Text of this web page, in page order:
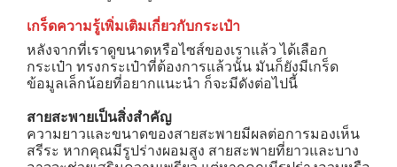
เกร็ดความรู้เพิ่มเติมเกี่ยวกับกระเป๋า
หลังจากที่เราดูขนาดหรือไซส์ของเราแล้ว ได้เลือก
กระเป๋า ทรงกระเป๋าที่ต้องการแล้วนั้น มันก็ยังมีเกร็ด
ข้อมูลเล็กน้อยที่อยากแนะนำ ก็จะมีดังต่อไปนี้
สายสะพายเป็นสิ่งสำคัญ
ความยาวและขนาดของสายสะพายมีผลต่อการมองเห็น
สรีระ หากคุณมีรูปร่างผอมสูง สายสะพายที่ยาวและบาง